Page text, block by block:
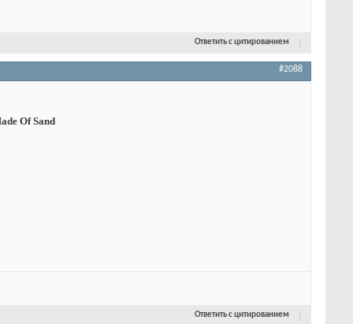
Ответить с цитированием
#2088
Of Sand
Ответить с цитированием